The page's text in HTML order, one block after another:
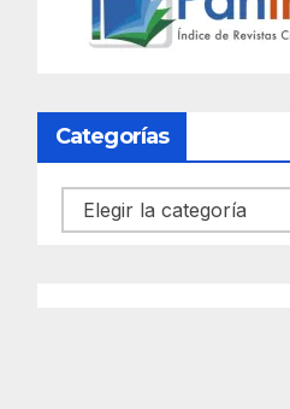
Categorías
Categorías